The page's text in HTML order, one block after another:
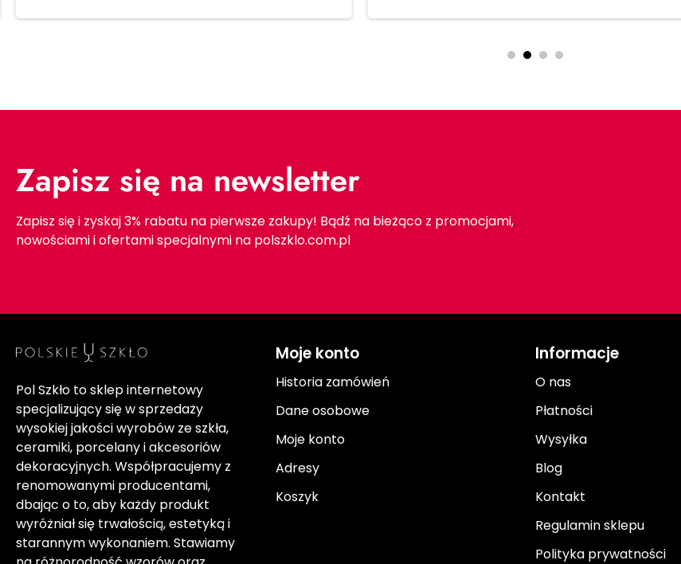
Zapisz się na newsletter
Zapisz się i zyskaj 3% rabatu na pierwsze zakupy! Bądź na bieżąco z promocjami,
nowościami i ofertami specjalnymi na polszklo.com.pl
Pol Szkło to sklep internetowy
specjalizujący się w sprzedaży
wysokiej jakości wyrobów ze szkła,
ceramiki, porcelany i akcesoriów
dekoracyjnych. Współpracujemy z
renomowanymi producentami,
dbając o to, aby każdy produkt
wyróżniał się trwałością, estetyką i
starannym wykonaniem. Stawiamy
Moje konto
Historia zamówień
Dane osobowe
Moje konto
Adresy
Koszyk
Informacje
O nas
Płatności
Wysyłka
Blog
Kontakt
Regulamin sklepu
Polityka prywatności